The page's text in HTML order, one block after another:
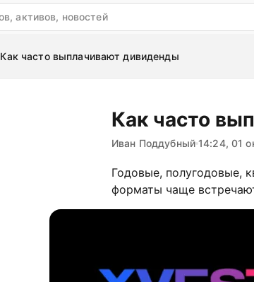
Как часто выплачивают дивиденды
Как часто
Иван Поддубный 14:24, 01
Годовые, полугодовые,
форматы чаще